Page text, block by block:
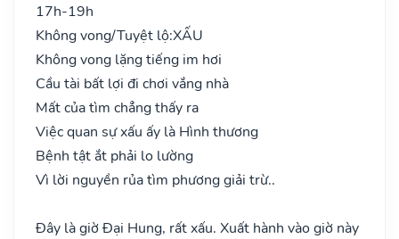
17h-19h
Không vong/Tuyệt lộ:XẤU
Không vong lặng tiếng im hơi
Cầu tài bất lợi đi chơi vắng nhà
Mất của tìm chẳng thấy ra
Việc quan sự xấu ấy là Hình thương
Bệnh tật ắt phải lo lường
Vì lời nguyền rủa tìm phương giải trừ..
Đây là giờ Đại Hung, rất xấu. Xuất hành vào giờ này